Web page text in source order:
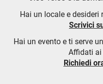
Hai un locale e desideri
Scrivici
Hai un evento e ti serve
Affidati ai
Richiedi